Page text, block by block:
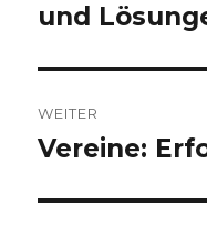
Beitrag:
und
WEITER
Nächster
Vereine: